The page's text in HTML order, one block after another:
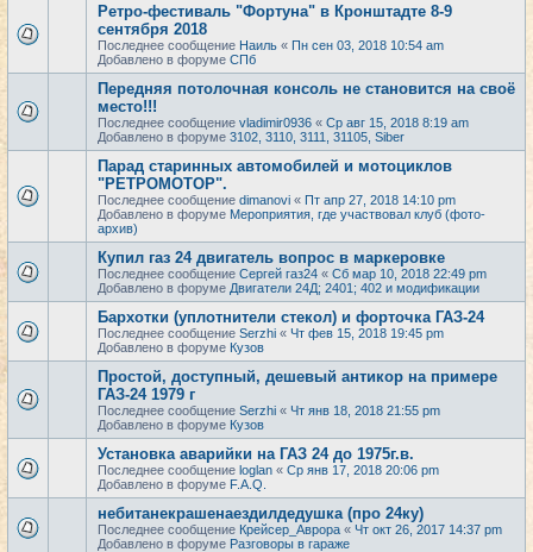
Ретро-фестиваль "Фортуна" в Кронштадте 8-9
сентября 2018
Последнее сообщение Наиль « Пн сен 03, 2018 10:54 am
Добавлено в форуме СПб
Передняя потолочная консоль не становится на своё
место!!!
Последнее сообщение vladimir0936 « Ср авг 15, 2018 8:19 am
Добавлено в форуме 3102, 3110, 3111, 31105, Siber
Парад старинных автомобилей и мотоциклов
"РЕТРОМОТОР".
Последнее сообщение dimanovi « Пт апр 27, 2018 14:10 pm
Добавлено в форуме Мероприятия, где участвовал клуб (фото-
архив)
Купил газ 24 двигатель вопрос в маркеровке
Последнее сообщение Сергей газ24 « Сб мар 10, 2018 22:49 pm
Добавлено в форуме Двигатели 24Д; 2401; 402 и модификации
Бархотки (уплотнители стекол) и форточка ГАЗ-24
Последнее сообщение Serzhi « Чт фев 15, 2018 19:45 pm
Добавлено в форуме Кузов
Простой, доступный, дешевый антикор на примере
ГАЗ-24 1979 г
Последнее сообщение Serzhi « Чт янв 18, 2018 21:55 pm
Добавлено в форуме Кузов
Установка аварийки на ГАЗ 24 до 1975г.в.
Последнее сообщение loglan « Ср янв 17, 2018 20:06 pm
Добавлено в форуме F.A.Q.
небитанекрашенаездилдедушка (про 24ку)
Последнее сообщение Крейсер_Аврора « Чт окт 26, 2017 14:37 pm
Добавлено в форуме Разговоры в гараже